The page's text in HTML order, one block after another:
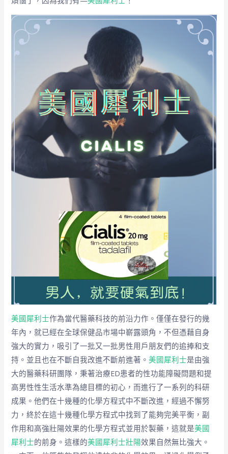
美國犀利士作為當代醫藥科技的前沿力作。僅僅在發行的幾
年內，就已經在全球保健品市場中嶄露頭角，不但憑藉自身
強大的實力，吸引了一批又一批男性用戶朋友們的追捧和支
持。並且也在不斷自我改進不斷前進著。美國犀利士是由強
大的醫藥科研團隊，秉著治療ED患者的性功能障礙問題和提
高男性性生活水準為總目標的初心，而進行了一系列的科研
成果。他們在十幾種的化學方程式中不斷改進，經過不懈努
力，終於在這十幾種化學方程式中找到了能夠完美平衡，副
作用和高強壯陽效果的化學方程式並用於製藥，這就是美國
犀利士的前身。這樣的美國犀利士壯陽效果自然無比強大。